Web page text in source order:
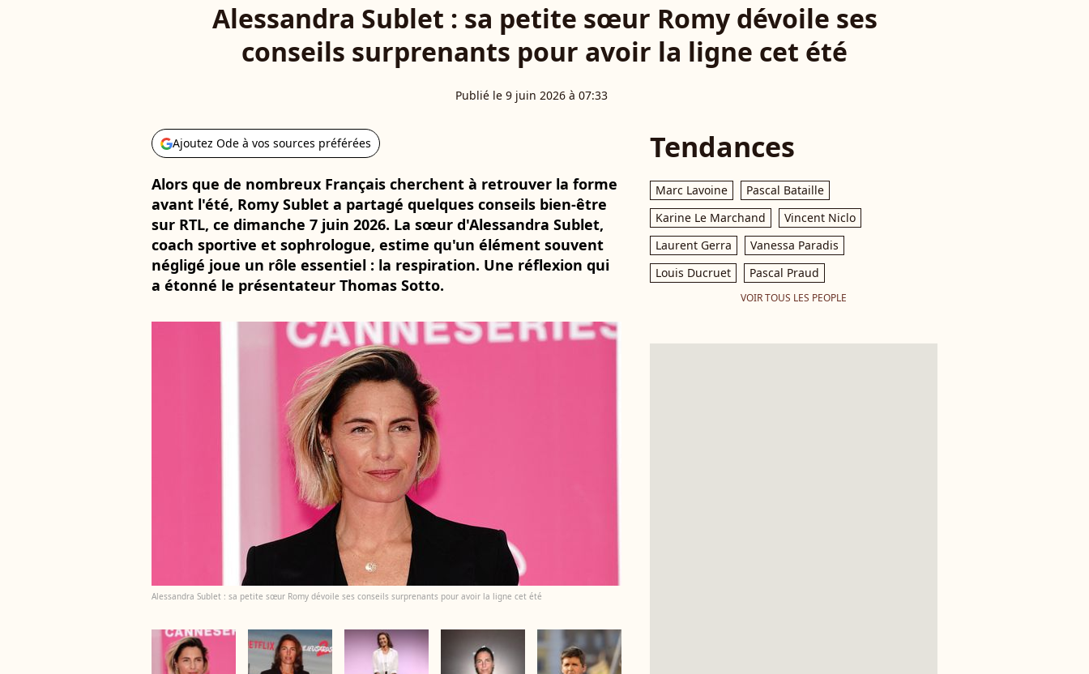
Alessandra Sublet : sa petite sœur Romy dévoile ses
conseils surprenants pour avoir la ligne cet été
Publié le 9 juin 2026 à 07:33
Ajoutez Ode à vos sources préférées
Alors que de nombreux Français cherchent à retrouver la forme
avant l'été, Romy Sublet a partagé quelques conseils bien-être
sur RTL, ce dimanche 7 juin 2026. La sœur d'Alessandra Sublet,
coach sportive et sophrologue, estime qu'un élément souvent
négligé joue un rôle essentiel : la respiration. Une réflexion qui
a étonné le présentateur Thomas Sotto.
Alessandra Sublet : sa petite sœur Romy dévoile ses conseils surprenants pour avoir la ligne cet été
Tendances
Marc Lavoine
Pascal Bataille
Karine Le Marchand
Vincent Niclo
Laurent Gerra
Vanessa Paradis
Louis Ducruet
Pascal Praud
VOIR TOUS LES PEOPLE